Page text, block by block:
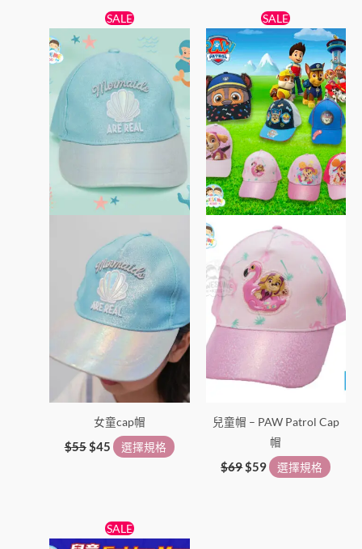
SALE
女童cap帽
$55
始
價
格：
$45
目
前
格：
選擇規格
產
品
有
種
款
在
頁
面
選
擇
選
項
SALE
兒童帽 – PAW Patrol Cap
帽
$69
始
格：
$69。
$59
目
前
價
格：
$59。
選擇規格
產
品
有
多
種
款
式。
可
在
產
面
選
擇
選
SALE
始
目
前